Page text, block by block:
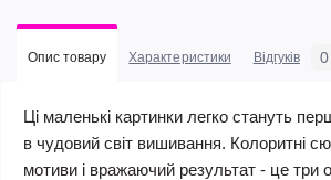
Опис товару Характеристики Відгуків 0
Ці маленькі картинки легко стануть
в чудовий світ вишивання. Колоритні
мотиви і вражаючий результат - це три